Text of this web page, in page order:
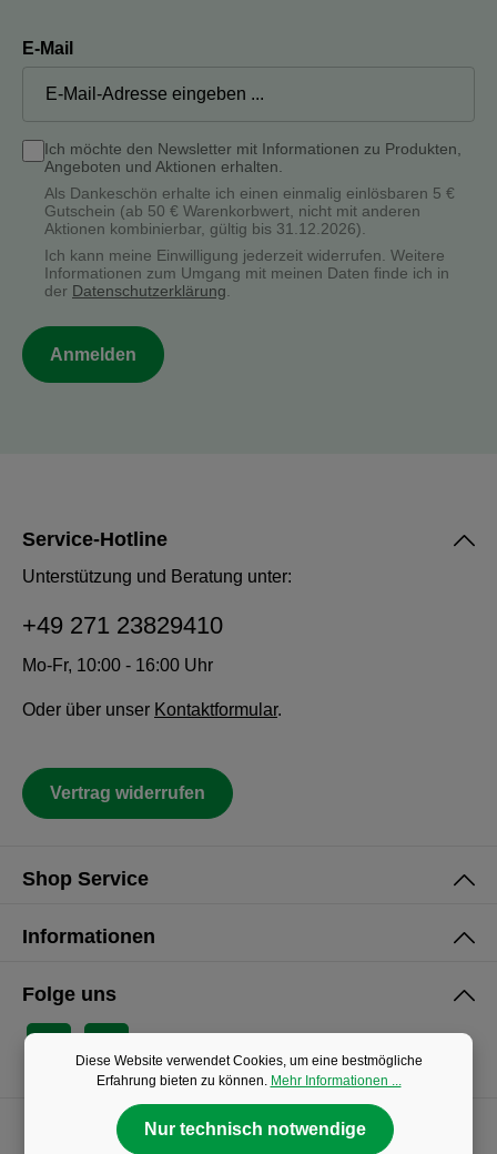
E-Mail
Ich möchte den Newsletter mit Informationen zu Produkten,
Angeboten und Aktionen erhalten.
Als Dankeschön erhalte ich einen einmalig einlösbaren 5 €
Gutschein (ab 50 € Warenkorbwert, nicht mit anderen
Aktionen kombinierbar, gültig bis 31.12.2026).
Ich kann meine Einwilligung jederzeit widerrufen. Weitere
Informationen zum Umgang mit meinen Daten finde ich in
der Datenschutzerklärung.
Anmelden
Service-Hotline
Unterstützung und Beratung unter:
+49 271 23829410
Mo-Fr, 10:00 - 16:00 Uhr
Oder über unser Kontaktformular.
Vertrag widerrufen
Shop Service
Informationen
Folge uns
Diese Website verwendet Cookies, um eine bestmögliche
Erfahrung bieten zu können. Mehr Informationen ...
Nur technisch notwendige